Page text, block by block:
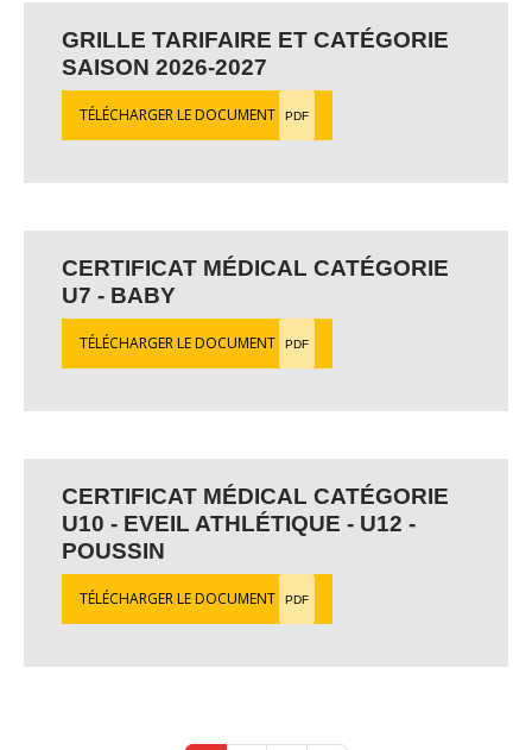
GRILLE TARIFAIRE ET CATÉGORIE
SAISON 2026-2027
TÉLÉCHARGER LE DOCUMENT PDF
CERTIFICAT MÉDICAL CATÉGORIE
U7 - BABY
TÉLÉCHARGER LE DOCUMENT PDF
CERTIFICAT MÉDICAL CATÉGORIE
U10 - EVEIL ATHLÉTIQUE - U12 -
POUSSIN
TÉLÉCHARGER LE DOCUMENT PDF